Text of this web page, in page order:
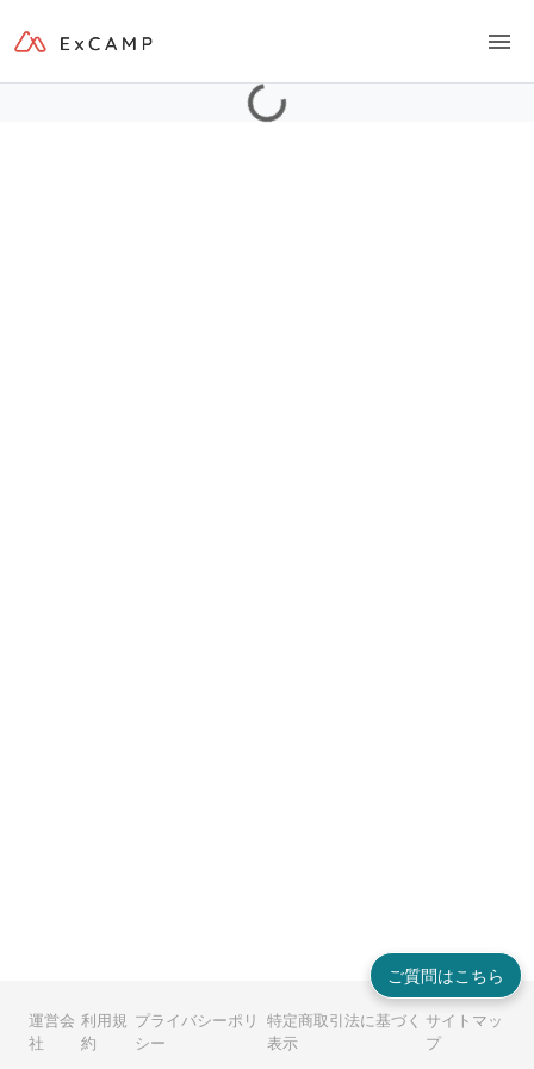
ご質問はこちら
運営会
社
利用規
約
プライバシーポリ
シー
特定商取引法に基づく
表示
サイトマッ
プ